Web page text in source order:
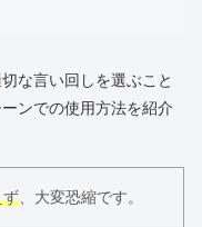
な言い回しを選ぶこと
ンでの使用方法を紹介
ず 、大変恐縮です。